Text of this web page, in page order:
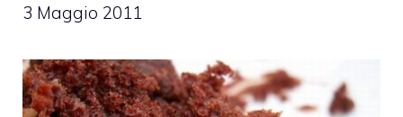
3 Maggio 2011